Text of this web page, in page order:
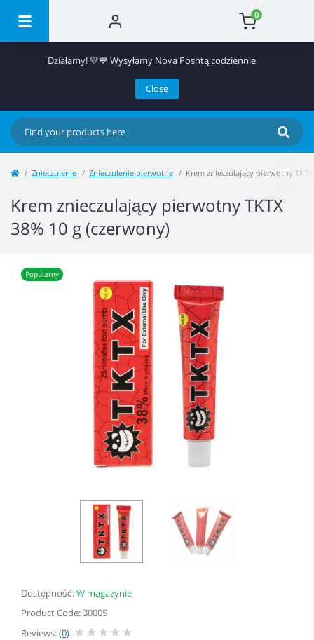
0
Działamy! 💛💙 Wysyłamy Nova Poshtą codziennie
Close
Znieczulenie Znieczulenie pierwotne Krem znieczulający pierwotny
Krem znieczulający pierwotny TKTX
38% 10 g (czerwony)
Dostępność:W magazynie
Product Code: 30005
Reviews:(0)
Popularny